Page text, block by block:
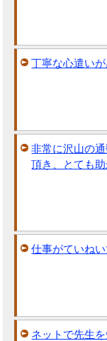
丁寧な心遣い
非常に沢山の
頂き、とても
仕事がていね
ネットで先生